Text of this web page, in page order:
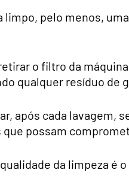
pelo menos,
o filtro da
qualquer resíduo de
após cada lavagem,
possam
da limpeza é